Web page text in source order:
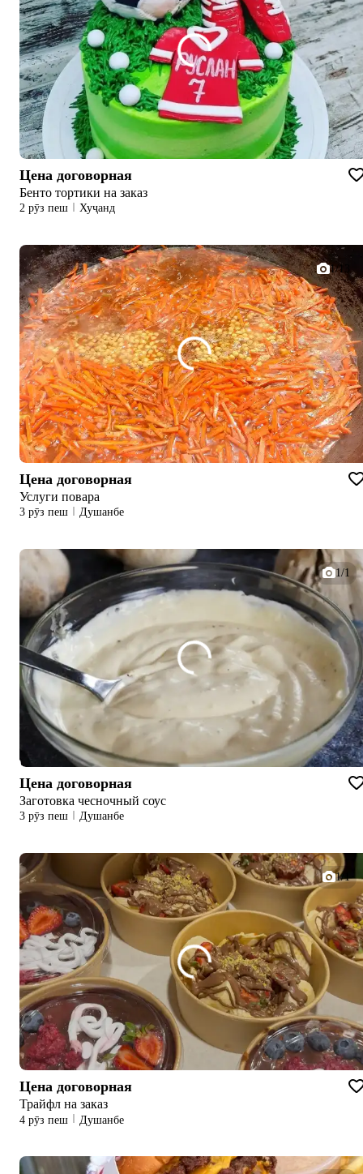
Цена договорная
Бенто тортики на заказ
2 рӯз пеш Хуҷанд
1/13
Цена договорная
Услуги повара
3 рӯз пеш Душанбе
1/1
Цена договорная
Заготовка чесночный соус
3 рӯз пеш Душанбе
1/1
Цена договорная
Трайфл на заказ
4 рӯз пеш Душанбе